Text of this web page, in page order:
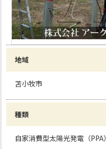
地域
苫小牧市
種類
自家消費型太陽光発電（PPA）